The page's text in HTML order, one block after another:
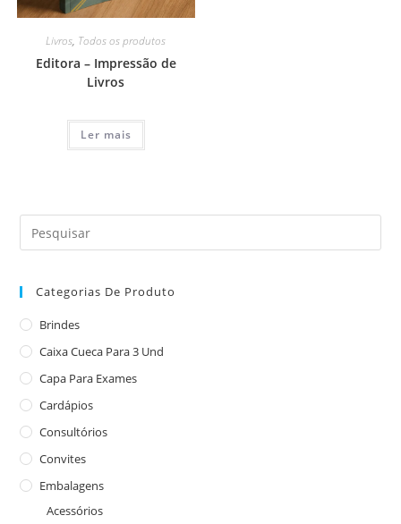
Livros, Todos os produtos
Editora – Impressão de
Livros
Ler mais
Categorias De Produto
Brindes
Caixa Cueca Para 3 Und
Capa Para Exames
Cardápios
Consultórios
Convites
Embalagens
Acessórios